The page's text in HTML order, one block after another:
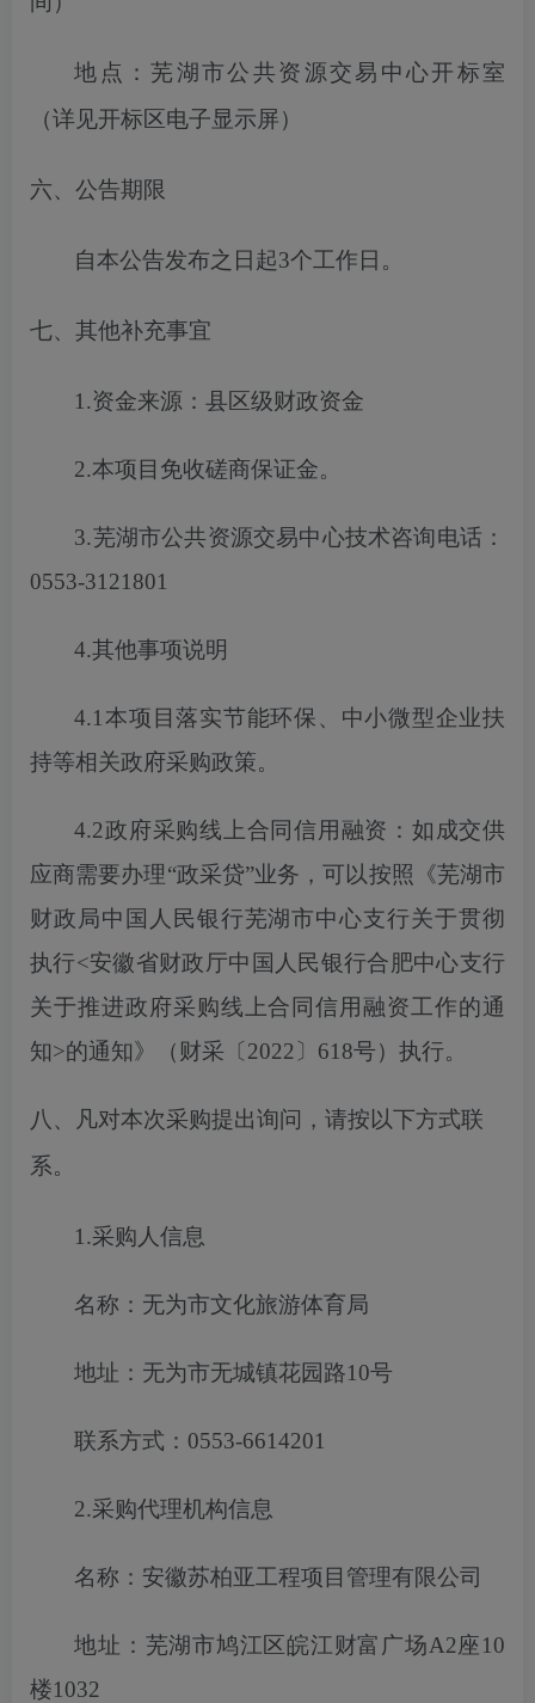
地点：芜湖市公共资源交易中心开标室
（详见开标区电子显示屏）
六、公告期限
自本公告发布之日起3个工作日。
七、其他补充事宜
1.资金来源 ：县区级财政资金
2.本项目免收磋商保证金。
3.芜湖市公共资源交易中心技术咨询电话：
0553-3121801
4.其他事项说明
4.1本项目落实节能环保、中小微型企业扶
持等相关政府采购政策。
4.2政府采购线上合同信用融资：如成交供
应商需要办理“政采贷”业务，可以按照《芜湖市
财政局中国人民银行芜湖市中心支行关于贯彻
执行<安徽省财政厅中国人民银行合肥中心支行
关于推进政府采购线上合同信用融资工作的通
知>的通知》（财采〔2022〕618号）执行。
八、凡对本次采购提出询问，请按以下方式联
系。
1.采购人信息
名称：无为市文化旅游体育局
地址：无为市无城镇花园路10号
联系方式：0553-6614201
2.采购代理机构信息
名称：安徽苏柏亚工程项目管理有限公司
地址：芜湖市鸠江区皖江财富广场A2座10
楼1032